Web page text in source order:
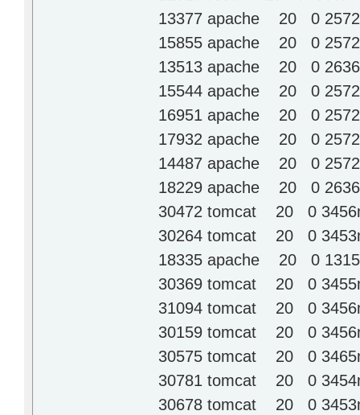
13377 apache 20 0
15855 apache 20 0
13513 apache 20 0
15544 apache 20 0
16951 apache 20 0
17932 apache 20 0
14487 apache 20 0
18229 apache 20 0
30472 tomcat 20 0
30264 tomcat 20 0
18335 apache 20 0
30369 tomcat 20 0
31094 tomcat 20 0
30159 tomcat 20 0
30575 tomcat 20 0
30781 tomcat 20 0
30678 tomcat 20 0